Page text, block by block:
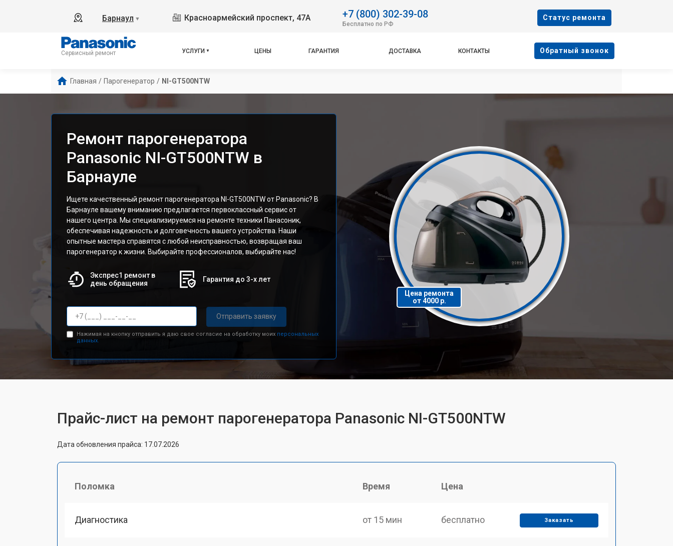
Барнаул ▼ Красноармейский проспект, 47А +7 (800) 302-39-08
Бесплатно по РФ
Cтатус ремонта
Сервисный ремонт УСЛУГИ ЦЕНЫ ГАРАНТИЯ ДОСТАВКА КОНТАКТЫ Oбратный звонок
Главная / Парогенератор / NI-GT500NTW
Ремонт парогенератора
Panasonic NI-GT500NTW в
Барнауле
Ищете качественный ремонт парогенератора NI-GT500NTW от Panasonic? В
Барнауле вашему вниманию предлагается первоклассный сервис от
нашего центра. Мы специализируемся на ремонте техники Панасоник,
обеспечивая надежность и долговечность вашего устройства. Наши
опытные мастера справятся с любой неисправностью, возвращая ваш
парогенератор к жизни. Выбирайте профессионалов, выбирайте нас!
Экспрес1 ремонт в
день обращения
Гарантия до 3-х лет
Отправить заявку
Нажимая на кнопку отправить я даю свое согласие на обработку моих персональных
данных.
Цена ремонта
от 4000 р.
Прайс-лист на ремонт парогенератора Panasonic NI-GT500NTW
Дата обновления прайса: 17.07.2026
Поломка Время Цена
Диагностика от 15 мин бесплатно Заказать